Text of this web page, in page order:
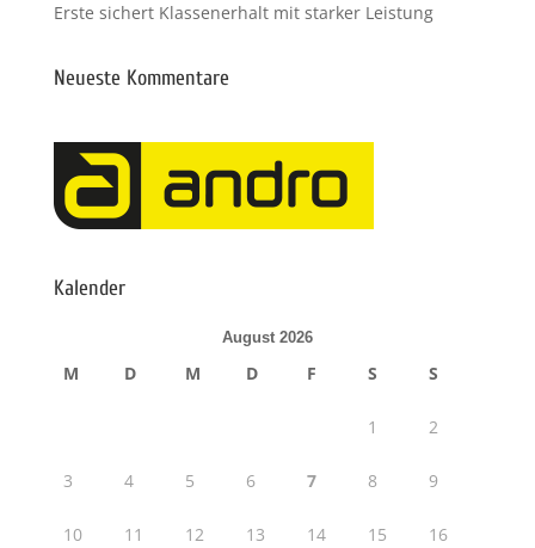
Erste sichert Klassenerhalt mit starker Leistung
Neueste Kommentare
Kalender
August 2026
M D M D F S S
1 2
3 4 5 6 7 8 9
10 11 12 13 14 15 16